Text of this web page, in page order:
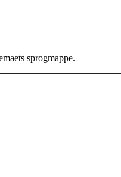
sprogmappe.